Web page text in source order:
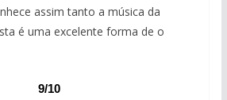
assim tanto a música da
é uma excelente forma de o
9/10